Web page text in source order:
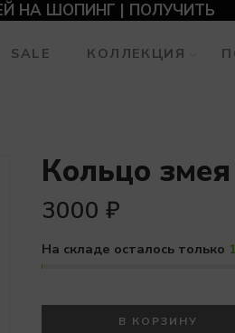
НА ШОПИНГ | ПОЛУЧИТЬ
SALE КОЛЛЕКЦИЯ
Кольцо
3000 ₽
На складе осталось только
В КОРЗИНУ